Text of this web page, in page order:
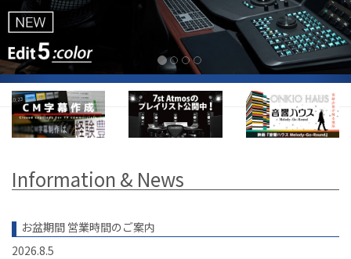
Information & News
お盆期間 営業時間のご案内
2026.8.5